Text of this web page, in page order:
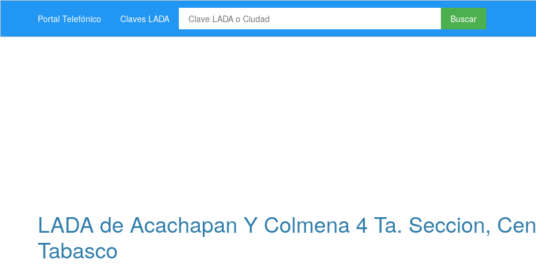
Portal Telefónico Claves LADA Buscar
LADA de Acachapan Y Colmena 4 Ta. Seccion,
Tabasco